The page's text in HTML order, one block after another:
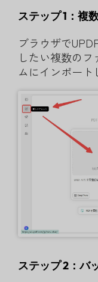
ステップ 1：複
ブラウザで
したい複数の
ムにインポート
ステップ 2：バ